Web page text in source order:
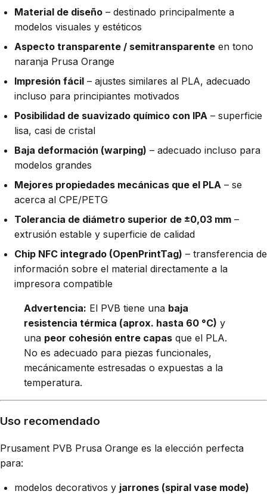
Material de diseño – destinado principalmente a
modelos visuales y estéticos
Aspecto transparente / semitransparente en tono
naranja Prusa Orange
Impresión fácil – ajustes similares al PLA, adecuado
incluso para principiantes motivados
Posibilidad de suavizado químico con IPA – superficie
lisa, casi de cristal
Baja deformación (warping) – adecuado incluso para
modelos grandes
Mejores propiedades mecánicas que el PLA – se
acerca al CPE/PETG
Tolerancia de diámetro superior de ±0,03 mm –
extrusión estable y superficie de calidad
Chip NFC integrado (OpenPrintTag) – transferencia de
información sobre el material directamente a la
impresora compatible
Advertencia: El PVB tiene una baja
resistencia térmica (aprox. hasta 60 °C) y
una peor cohesión entre capas que el PLA.
No es adecuado para piezas funcionales,
mecánicamente estresadas o expuestas a la
temperatura.
Uso recomendado
Prusament PVB Prusa Orange es la elección perfecta
para:
modelos decorativos y jarrones (spiral vase mode)